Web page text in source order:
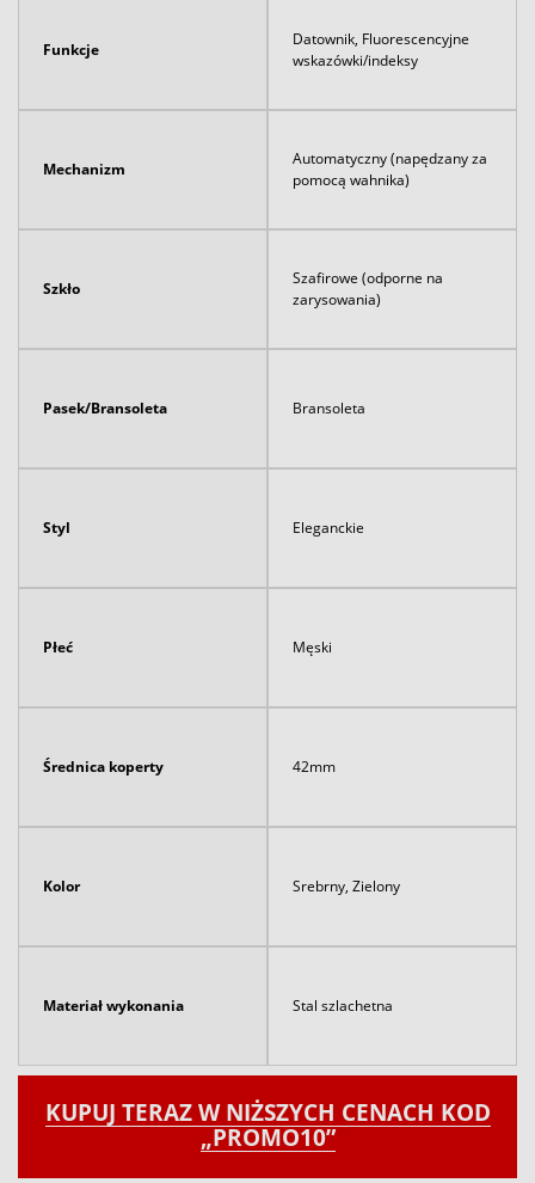
Funkcje
Datownik, Fluorescencyjne
wskazówki/indeksy
Mechanizm
Automatyczny (napędzany za
pomocą wahnika)
Szkło
Szafirowe (odporne na
zarysowania)
Pasek/Bransoleta Bransoleta
Styl Eleganckie
Płeć Męski
Średnica koperty 42mm
Kolor Srebrny, Zielony
Materiał wykonania Stal szlachetna
KUPUJ TERAZ W NIŻSZYCH CENACH KOD
„PROMO10”